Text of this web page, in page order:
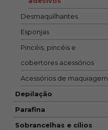
Desmaquilhantes
Esponjas
Pincéis, pincéis e
cobertores acessórios
Acessórios de maquiagem
Depilação
Parafina
Sobrancelhas e cílios